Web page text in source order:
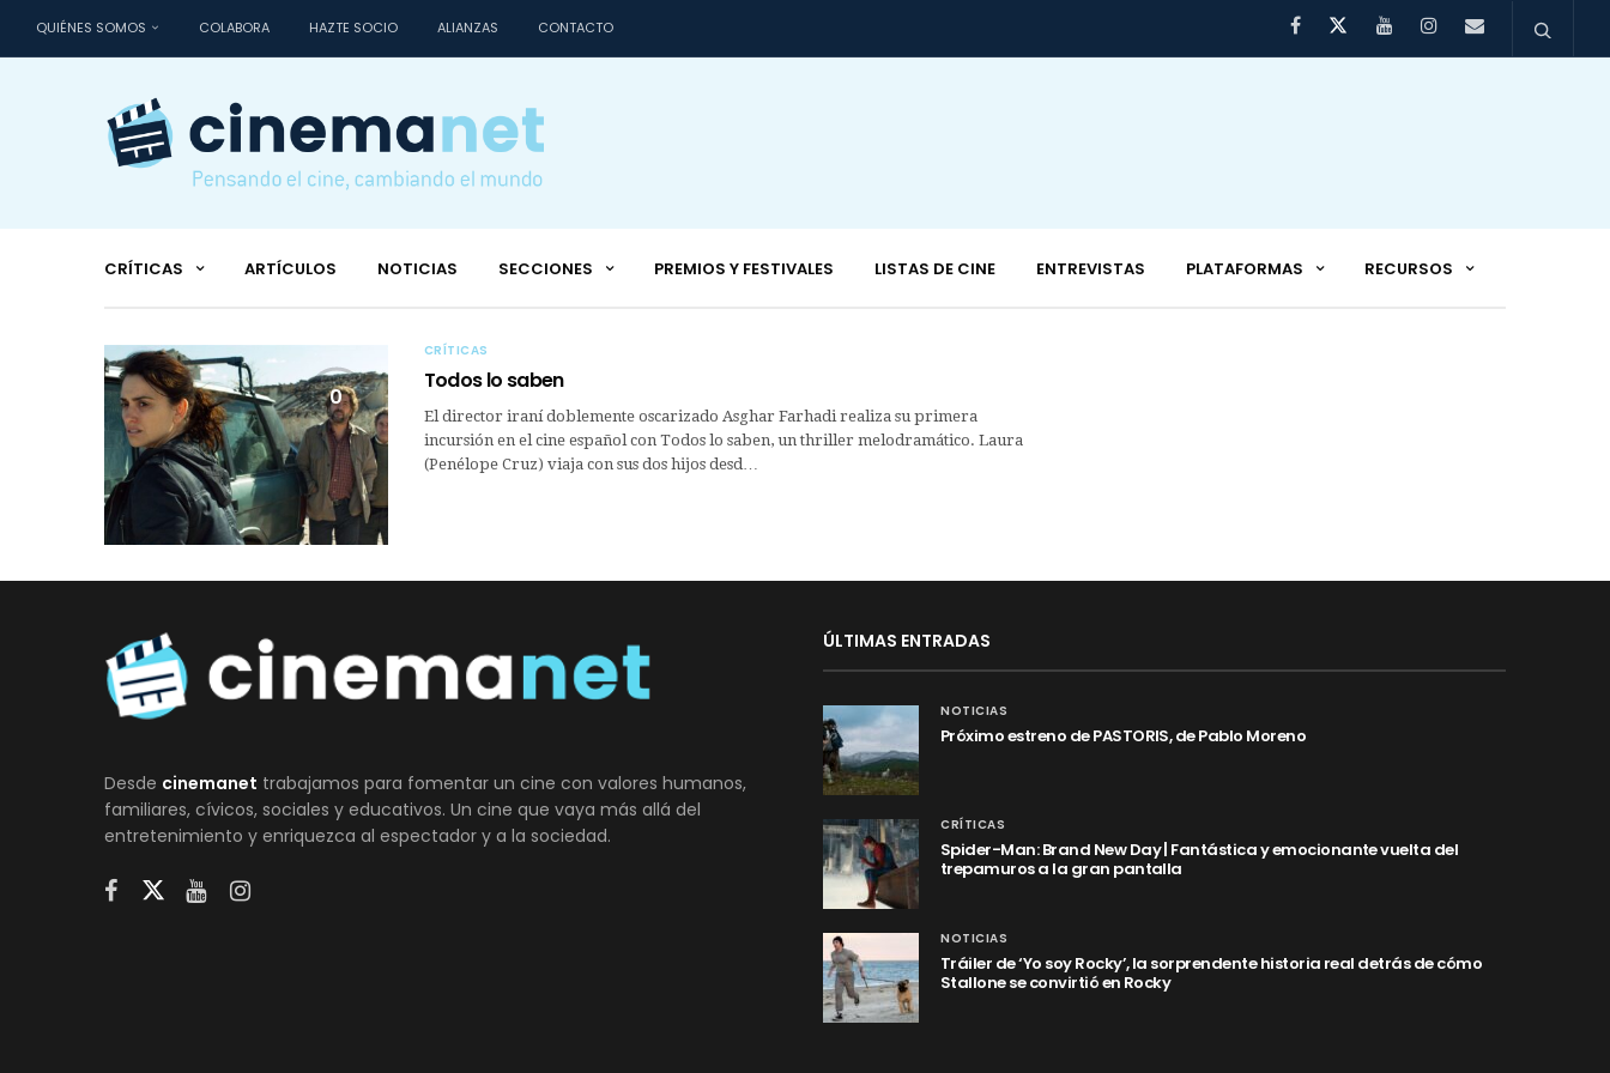
QUIÉNES SOMOS COLABORA HAZTE SOCIO ALIANZAS CONTACTO
CRÍTICAS ARTÍCULOS NOTICIAS SECCIONES PREMIOS Y FESTIVALES LISTAS DE CINE ENTREVISTAS PLATAFORMAS RECURSOS
0
CRÍTICAS
Todos lo saben
El director iraní doblemente oscarizado Asghar Farhadi realiza su primera
incursión en el cine español con Todos lo saben, un thriller melodramático. Laura
(Penélope Cruz) viaja con sus dos hijos desd…
Desde cinemanet trabajamos para fomentar un cine con valores humanos,
familiares, cívicos, sociales y educativos. Un cine que vaya más allá del
entretenimiento y enriquezca al espectador y a la sociedad.
ÚLTIMAS ENTRADAS
NOTICIAS
Próximo estreno de PASTORIS, de Pablo Moreno
CRÍTICAS
Spider-Man: Brand New Day | Fantástica y emocionante vuelta del
trepamuros a la gran pantalla
NOTICIAS
Tráiler de ‘Yo soy Rocky’, la sorprendente historia real detrás de cómo
Stallone se convirtió en Rocky